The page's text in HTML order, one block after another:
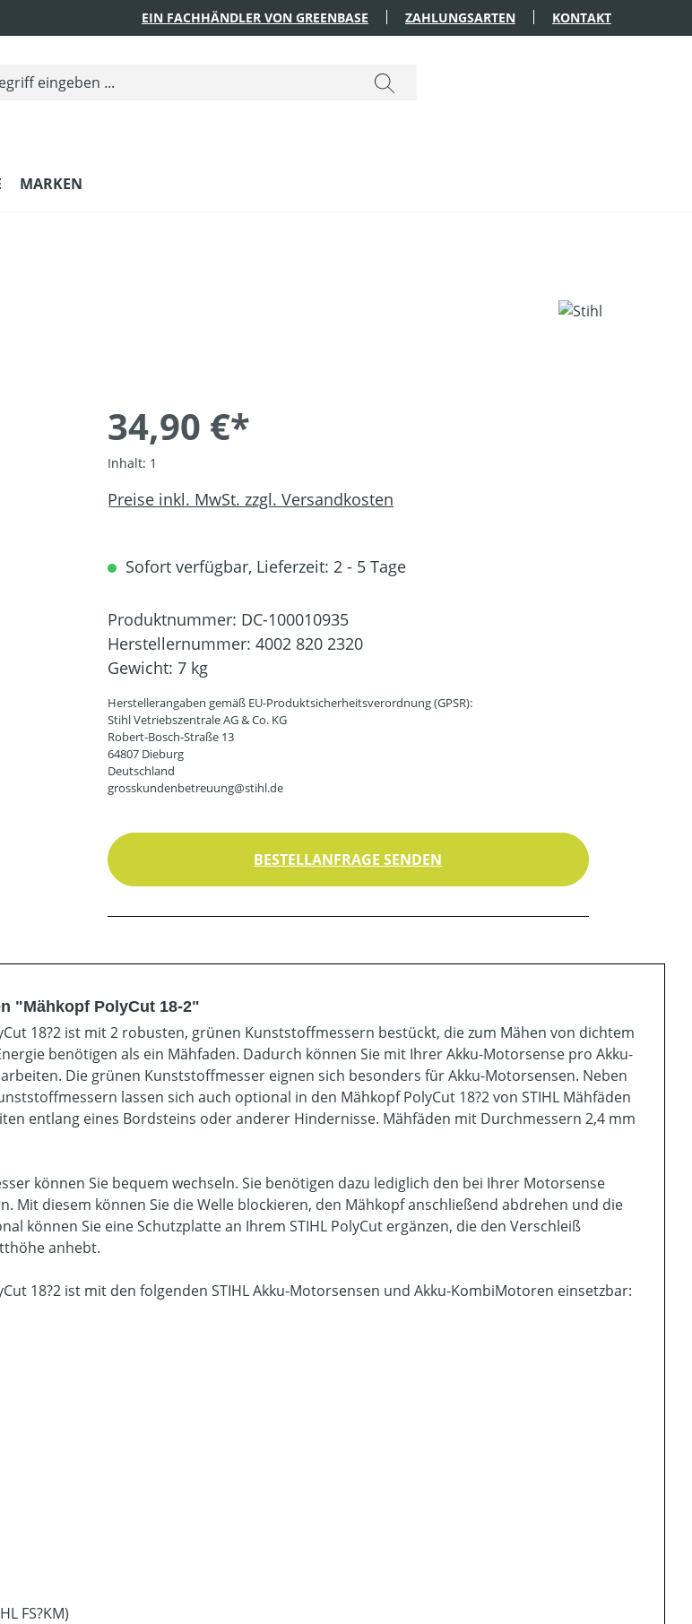
EIN FACHHÄNDLER VON GREENBASE ZAHLUNGSARTEN KONTAKT
MARKEN
34,90 €*
Inhalt: 1
Preise inkl. MwSt. zzgl. Versandkosten
Sofort verfügbar, Lieferzeit: 2 - 5 Tage
Produktnummer: DC-100010935
Herstellernummer: 4002 820 2320
Gewicht: 7 kg
Herstellerangaben gemäß EU-Produktsicherheitsverordnung (GPSR):
Stihl Vetriebszentrale AG & Co. KG
Robert-Bosch-Straße 13
64807 Dieburg
Deutschland
grosskundenbetreuung@stihl.de
BESTELLANFRAGE SENDEN
"Mähkopf PolyCut 18-2"
18?2 ist mit 2 robusten, grünen Kunststoffmessern bestückt, die zum Mähen von dichtem
benötigen als ein Mähfaden. Dadurch können Sie mit Ihrer Akku-Motorsense pro Akku-
Die grünen Kunststoffmesser eignen sich besonders für Akku-Motorsensen. Neben
lassen sich auch optional in den Mähkopf PolyCut 18?2 von STIHL Mähfäden
entlang eines Bordsteins oder anderer Hindernisse. Mähfäden mit Durchmessern 2,4 mm
können Sie bequem wechseln. Sie benötigen dazu lediglich den bei Ihrer Motorsense
Mit diesem können Sie die Welle blockieren, den Mähkopf anschließend abdrehen und die
können Sie eine Schutzplatte an Ihrem STIHL PolyCut ergänzen, die den Verschleiß
anhebt.
18?2 ist mit den folgenden STIHL Akku-Motorsensen und Akku-KombiMotoren einsetzbar:
FS?KM)